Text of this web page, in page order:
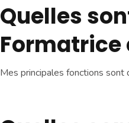
Quelles
Formatrice
Mes principales fonctions sont